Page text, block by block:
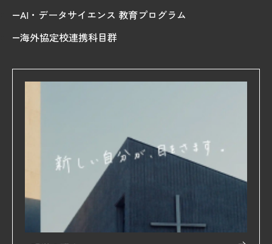
AI・データサイエンス 教育プログラム
海外協定校連携科目群